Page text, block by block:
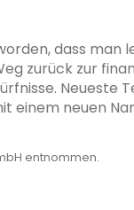
dass
zurück zur
einem neuen
entnommen.